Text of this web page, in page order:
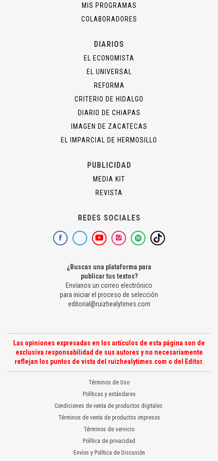
MIS PROGRAMAS
COLABORADORES
DIARIOS
EL ECONOMISTA
EL UNIVERSAL
REFORMA
CRITERIO DE HIDALGO
DIARIO DE CHIAPAS
IMAGEN DE ZACATECAS
EL IMPARCIAL DE HERMOSILLO
PUBLICIDAD
MEDIA KIT
REVISTA
REDES SOCIALES
¿Buscas una plataforma para
publicar tus textos?
Envíanos un correo electrónico
para iniciar el proceso de selección
editorial@ruizhealytimes.com
Las opiniones expresadas en los artículos de esta página son de
exclusiva responsabilidad de sus autores y no necesariamente
reflejan los puntos de vista del ruizhealytimes.com o del Editor.
Términos de Uso
Políticas y estándares
Condiciones de venta de productos digitales
Términos de venta de productos impresos
Términos de servicio
Política de privacidad
Envíos y Política de Discusión